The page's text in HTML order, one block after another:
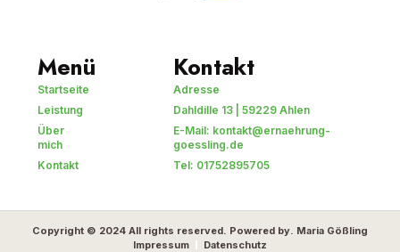
Menü
Startseite
Leistung
Über
mich
Kontakt
Kontakt
Adresse
Dahldille 13 | 59229 Ahlen
E-Mail: kontakt@ernaehrung-
goessling.de
Tel: 01752895705
Copyright © 2024 All rights reserved. Powered by. Maria Gößling
Impressum
Datenschutz